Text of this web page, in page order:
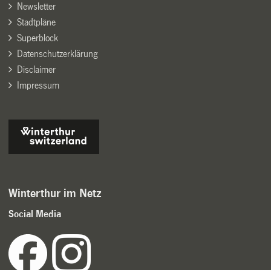
Newsletter
Stadtpläne
Superblock
Datenschutzerklärung
Disclaimer
Impressum
Winterthur im Netz
Social Media